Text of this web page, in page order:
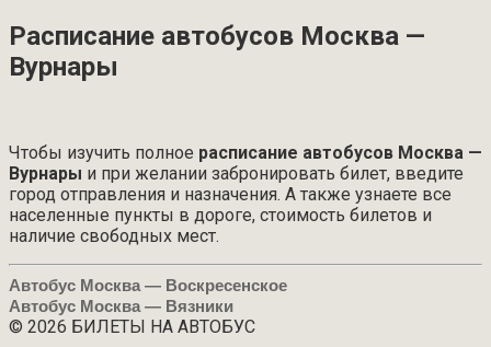
Расписание автобусов Москва —
Вурнары
Чтобы изучить полное расписание автобусов Москва —
Вурнары и при желании забронировать билет, введите
город отправления и назначения. А также узнаете все
населенные пункты в дороге, стоимость билетов и
наличие свободных мест.
Автобус Москва — Воскресенское
Автобус Москва — Вязники
© 2026 БИЛЕТЫ НА АВТОБУС